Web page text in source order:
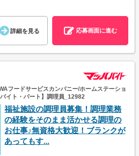
詳細を見る 応募画面に進む
フードサービスカンパニー/ホームステーショ
イト・パート】調理員_12982
福祉施設の調理員募集！調理業務
の経験をそのまま活かせる調理の
お仕事♪無資格大歓迎！ブランクが
あってもす...